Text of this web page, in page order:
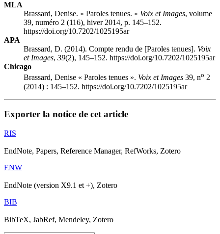
MLA
Brassard, Denise. « Paroles tenues. » Voix et Images, volume
39, numéro 2 (116), hiver 2014, p. 145–152.
https://doi.org/10.7202/1025195ar
APA
Brassard, D. (2014). Compte rendu de [Paroles tenues]. Voix
et Images, 39(2), 145–152. https://doi.org/10.7202/1025195ar
Chicago
Brassard, Denise « Paroles tenues ». Voix et Images 39, no 2
(2014) : 145–152. https://doi.org/10.7202/1025195ar
Exporter la notice de cet article
RIS
EndNote, Papers, Reference Manager, RefWorks, Zotero
ENW
EndNote (version X9.1 et +), Zotero
BIB
BibTeX, JabRef, Mendeley, Zotero